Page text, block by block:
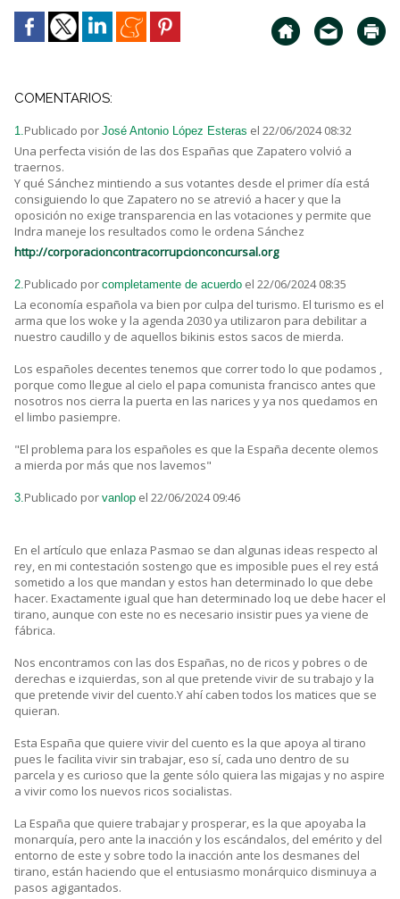
COMENTARIOS:
1.Publicado por José Antonio López Esteras el 22/06/2024 08:32
Una perfecta visión de las dos Españas que Zapatero volvió a
traernos.
Y qué Sánchez mintiendo a sus votantes desde el primer día está
consiguiendo lo que Zapatero no se atrevió a hacer y que la
oposición no exige transparencia en las votaciones y permite que
Indra maneje los resultados como le ordena Sánchez
http://corporacioncontracorrupcionconcursal.org
2.Publicado por completamente de acuerdo el 22/06/2024 08:35
La economía española va bien por culpa del turismo. El turismo es el
arma que los woke y la agenda 2030 ya utilizaron para debilitar a
nuestro caudillo y de aquellos bikinis estos sacos de mierda.
Los españoles decentes tenemos que correr todo lo que podamos ,
porque como llegue al cielo el papa comunista francisco antes que
nosotros nos cierra la puerta en las narices y ya nos quedamos en
el limbo pasiempre.
"El problema para los españoles es que la España decente olemos
a mierda por más que nos lavemos"
3.Publicado por vanlop el 22/06/2024 09:46
En el artículo que enlaza Pasmao se dan algunas ideas respecto al
rey, en mi contestación sostengo que es imposible pues el rey está
sometido a los que mandan y estos han determinado lo que debe
hacer. Exactamente igual que han determinado loq ue debe hacer el
tirano, aunque con este no es necesario insistir pues ya viene de
fábrica.
Nos encontramos con las dos Españas, no de ricos y pobres o de
derechas e izquierdas, son al que pretende vivir de su trabajo y la
que pretende vivir del cuento.Y ahí caben todos los matices que se
quieran.
Esta España que quiere vivir del cuento es la que apoya al tirano
pues le facilita vivir sin trabajar, eso sí, cada uno dentro de su
parcela y es curioso que la gente sólo quiera las migajas y no aspire
a vivir como los nuevos ricos socialistas.
La España que quiere trabajar y prosperar, es la que apoyaba la
monarquía, pero ante la inacción y los escándalos, del emérito y del
entorno de este y sobre todo la inacción ante los desmanes del
tirano, están haciendo que el entusiasmo monárquico disminuya a
pasos agigantados.